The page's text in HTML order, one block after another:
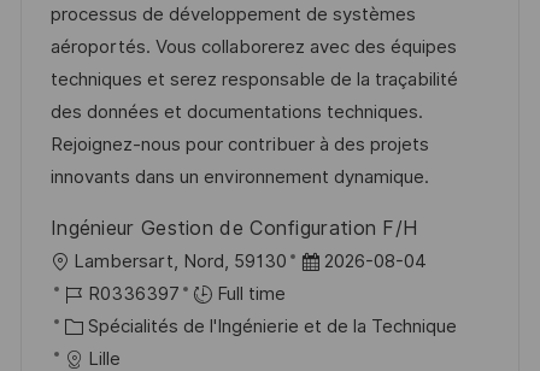
s
a
t
i
o
n
a
f
f
i
c
h
g
e
e
n
c
e
d
u
o
s
t
e
g
o
r
i
e
processus de développement de systèmes
aéroportés. Vous collaborerez avec des équipes
techniques et serez responsable de la traçabilité
des données et documentations techniques.
Rejoignez-nous pour contribuer à des projets
innovants dans un environnement dynamique.
Ingénieur Gestion de Configuration F/H
o
c
a
Lambersart, Nord, 59130
D
t
2026-08-04
R
é
f
R0336397
Full time
C
a
Spécialités de l'Ingénierie et de la Technique
Lille